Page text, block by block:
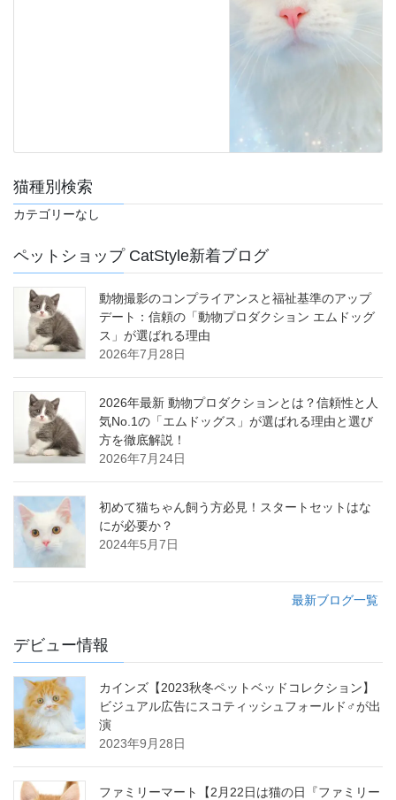
猫種別検索
カテゴリーなし
ペットショップ CatStyle新着ブログ
動物撮影のコンプライアンスと福祉基準のアップ
デート：信頼の「動物プロダクション エムドッグ
ス」が選ばれる理由
2026年7月28日
2026年最新 動物プロダクションとは？信頼性と人
気No.1の「エムドッグス」が選ばれる理由と選び
方を徹底解説！
2026年7月24日
初めて猫ちゃん飼う方必見！スタートセットはな
にが必要か？
2024年5月7日
最新ブログ一覧
デビュー情報
カインズ【2023秋冬ペットベッドコレクション】
ビジュアル広告にスコティッシュフォールド♂が出
演
2023年9月28日
ファミリーマート【2月22日は猫の日『ファミリー